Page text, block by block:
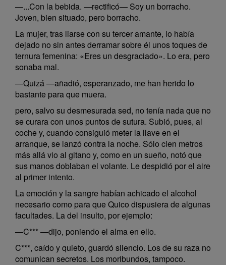
—...Con la bebida. —rectificó— Soy un borracho.
Joven, bien situado, pero borracho.
La mujer, tras liarse con su tercer amante, lo había
dejado no sin antes derramar sobre él unos toques de
ternura femenina: «Eres un desgraciado». Lo era, pero
sonaba mal.
—Quizá —añadió, esperanzado, me han herido lo
bastante para que muera.
pero, salvo su desmesurada sed, no tenía nada que no
se curara con unos puntos de sutura. Subió, pues, al
coche y, cuando consiguió meter la llave en el
arranque, se lanzó contra la noche. Sólo cien metros
más allá vio al gitano y, como en un sueño, notó que
sus manos doblaban el volante. Le despidió por el aire
al primer intento.
La emoción y la sangre habían achicado el alcohol
necesario como para que Quico dispusiera de algunas
facultades. La del insulto, por ejemplo:
—C*** —dijo, poniendo el alma en ello.
C***, caído y quieto, guardó silencio. Los de su raza no
comunican secretos. Los moribundos, tampoco.